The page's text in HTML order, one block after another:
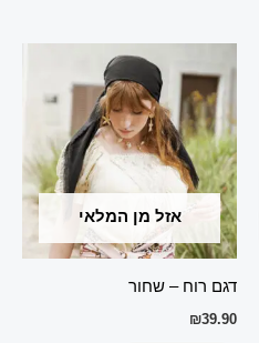
אזל מן המלאי
דגם רוח – שחור
₪39.90